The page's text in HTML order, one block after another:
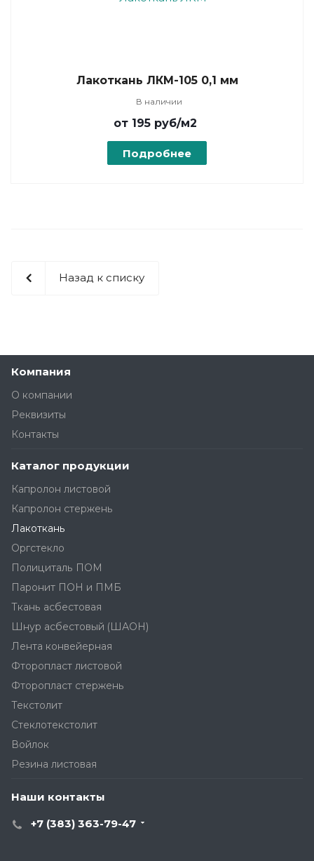
Лакоткань ЛКМ-105 0,1 мм
В наличии
от 195 руб/м2
Подробнее
Назад к списку
Компания
О компании
Реквизиты
Контакты
Каталог продукции
Капролон листовой
Капролон стержень
Лакоткань
Оргстекло
Полициталь ПОМ
Паронит ПОН и ПМБ
Ткань асбестовая
Шнур асбестовый (ШАОН)
Лента конвейерная
Фторопласт листовой
Фторопласт стержень
Текстолит
Стеклотекстолит
Войлок
Резина листовая
Наши контакты
+7 (383) 363-79-47